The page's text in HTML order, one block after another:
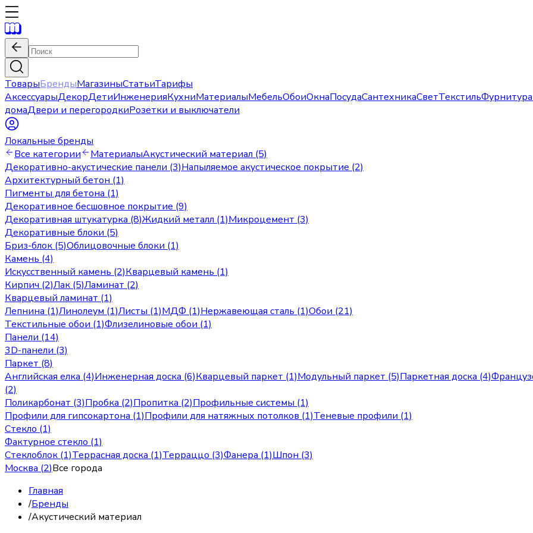
ТоварыБрендыМагазиныСтатьиТарифы
АксессуарыДекорДетиИнженерияКухниМатериалыМебельОбоиОкнаПосудаСантехникаСветТекстильФурнитура
домаДвери и перегородкиРозетки и выключатели
Локальные бренды
Все категории
МатериалыАкустический материал (5)
Декоративно-акустические панели (3)Напыляемое акустическое покрытие (2)
Архитектурный бетон (1)
Пигменты для бетона (1)
Декоративное бесшовное покрытие (9)
Декоративная штукатурка (8)Жидкий металл (1)Микроцемент (3)
Декоративные блоки (5)
Бриз-блок (5)Облицовочные блоки (1)
Камень (4)
Искусственный камень (2)Кварцевый камень (1)
Кирпич (2)Лак (5)Ламинат (2)
Кварцевый ламинат (1)
Лепнина (1)Линолеум (1)Листы (1)МДФ (1)Нержавеющая сталь (1)Обои (21)
Текстильные обои (1)Флизелиновые обои (1)
Панели (14)
3D-панели (3)
Паркет (8)
Английская елка (4)Инженерная доска (6)Кварцевый паркет (1)Модульный паркет (5)Паркетная доска (4)
(2)
Поликарбонат (3)Пробка (2)Пропитка (2)Профильные системы (1)
Профили для гипсокартона (1)Профили для натяжных потолков (1)Теневые профили (1)
Стекло (1)
Фактурное стекло (1)
Стеклоблок (1)Террасная доска (1)Терраццо (3)Фанера (1)Шпон (3)
Москва (2)Все города
Главная
/Бренды
/Акустический материал